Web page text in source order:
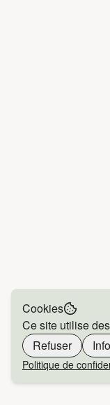
Cookies
Ce site utilise
Refuser
Politique de